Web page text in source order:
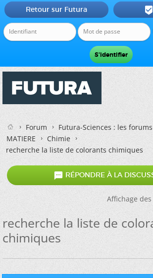
Retour sur Futura 
Forum
Futura-Sciences : les
MATIERE
Chimie
recherche la liste de colorants chimiques
 RÉPONDRE À LA
Affichage
recherche la liste de
chimiques